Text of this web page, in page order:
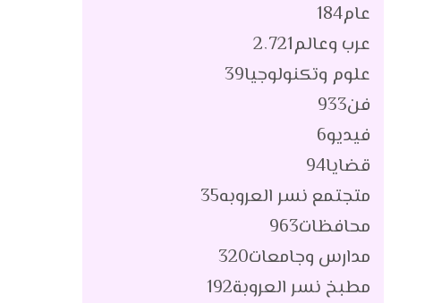
عام184
عرب وعالم2٬721
علوم وتكنولوجيا39
فن933
فيديو6
قضايا94
متجتمع نسر العروبه35
محافظات963
مدارس وجامعات320
مطبخ نسر العروبة192